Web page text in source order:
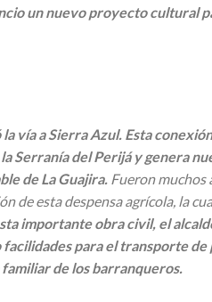
un nuevo proyecto cultural
vía a Sierra Azul. Esta
Serranía del Perijá y genera
de La Guajira. Fueron muchos
de esta despensa agrícola, la
importante obra civil, el
facilidades para el transporte
de los barranqueros.